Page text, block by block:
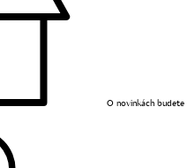
O novinkách budete